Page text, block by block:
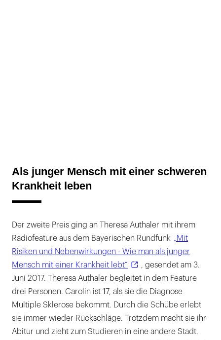
Als junger Mensch mit einer schweren
Krankheit leben
Der zweite Preis ging an Theresa Authaler mit ihrem
Radiofeature aus dem Bayerischen Rundfunk „Mit
Risiken und Nebenwirkungen - Wie man als junger
Mensch mit einer Krankheit lebt“
, gesendet am 3.
Juni 2017. Theresa Authaler begleitet in dem Feature
drei Personen. Carolin ist 17, als sie die Diagnose
Multiple Sklerose bekommt. Durch die Schübe erlebt
sie immer wieder Rückschläge. Trotzdem macht sie ihr
Abitur und zieht zum Studieren in eine andere Stadt.